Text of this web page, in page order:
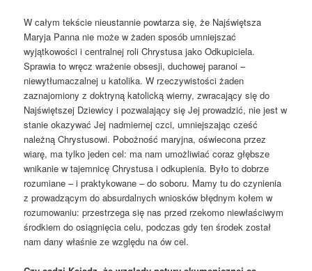
W całym tekście nieustannie powtarza się, że Najświętsza
Maryja Panna nie może w żaden sposób umniejszać
wyjątkowości i centralnej roli Chrystusa jako Odkupiciela.
Sprawia to wręcz wrażenie obsesji, duchowej paranoi –
niewytłumaczalnej u katolika. W rzeczywistości żaden
zaznajomiony z doktryną katolicką wierny, zwracający się do
Najświętszej Dziewicy i pozwalający się Jej prowadzić, nie jest w
stanie okazywać Jej nadmiernej czci, umniejszając cześć
należną Chrystusowi. Pobożność maryjna, oświecona przez
wiarę, ma tylko jeden cel: ma nam umożliwiać coraz głębsze
wnikanie w tajemnicę Chrystusa i odkupienia. Było to dobrze
rozumiane – i praktykowane – do soboru. Mamy tu do czynienia
z prowadzącym do absurdalnych wniosków błędnym kołem w
rozumowaniu: przestrzega się nas przed rzekomo niewłaściwym
środkiem do osiągnięcia celu, podczas gdy ten środek został
nam dany właśnie ze względu na ów cel.